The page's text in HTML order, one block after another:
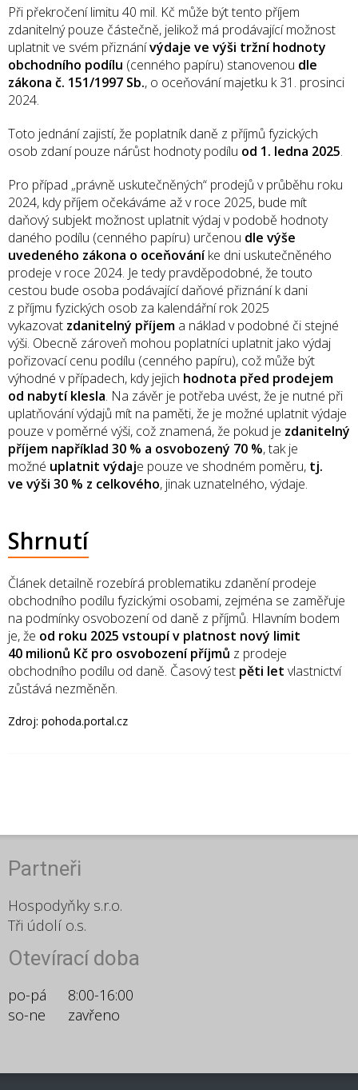
Při překročení limitu 40 mil. Kč může být tento příjem
zdanitelný pouze částečně, jelikož má prodávající možnost
uplatnit ve svém přiznánívýdaje ve výši tržní hodnoty
obchodního podílu (cenného papíru) stanovenou dle
zákona č. 151/1997 Sb., o oceňování majetku k 31. prosinci
2024.
Toto jednání zajistí, že poplatník daně z příjmů fyzických
osob zdaní pouze nárůst hodnoty podílu od 1. ledna 2025.
Pro případ „právně uskutečněných“ prodejů v průběhu roku
2024, kdy příjem očekáváme až v roce 2025, bude mít
daňový subjekt možnost uplatnit výdaj v podobě hodnoty
daného podílu (cenného papíru) určenou dle výše
uvedeného zákona o oceňováníke dni uskutečněného
prodeje v roce 2024. Je tedy pravděpodobné, že touto
cestou bude osoba podávající daňové přiznání k dani
z příjmu fyzických osob za kalendářní rok 2025
vykazovat zdanitelný příjem a náklad v podobné či stejné
výši. Obecně zároveň mohou poplatníci uplatnit jako výdaj
pořizovací cenu podílu (cenného papíru), což může být
výhodné v případech, kdy jejich hodnota před prodejem
od nabytí klesla. Na závěr je potřeba uvést, že je nutné při
uplatňování výdajů mít na paměti, že je možné uplatnit výdaje
pouze v poměrné výši, což znamená, že pokud je zdanitelný
příjem například 30 % a osvobozený 70 %, tak je
možné uplatnit výdaje pouze ve shodném poměru, tj.
ve výši 30 % z celkového, jinak uznatelného, výdaje.
Shrnutí
Článek detailně rozebírá problematiku zdanění prodeje
obchodního podílu fyzickými osobami, zejména se zaměřuje
na podmínky osvobození od daně z příjmů. Hlavním bodem
je, že od roku 2025 vstoupí v platnost nový limit
40 milionů Kč pro osvobození příjmů z prodeje
obchodního podílu od daně. Časový test pěti let vlastnictví
zůstává nezměněn.
Zdroj: pohoda.portal.cz
Partneři
Hospodyňky s.r.o.
Tři údolí o.s.
Otevírací doba
po-pá
8:00-16:00
so-ne
zavřeno